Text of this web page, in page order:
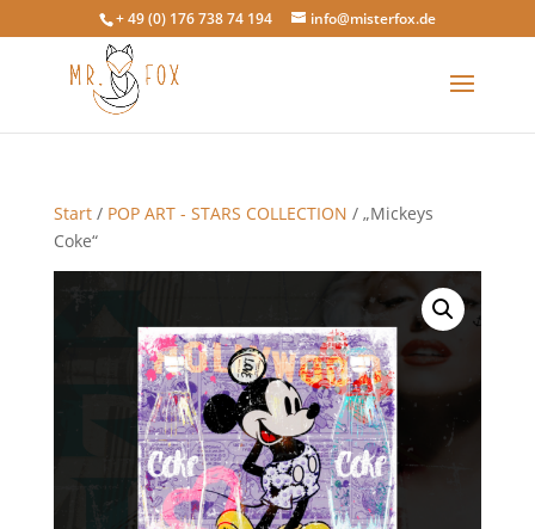
+ 49 (0) 176 738 74 194 info@misterfox.de
Start/ POP ART - STARS COLLECTION / „Mickeys
Coke“